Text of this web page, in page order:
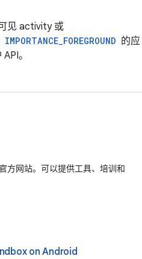
见 activity 或
IMPORTANCE_FOREGROUND 的应
。
网站。可以提供工具、培训和
on Android